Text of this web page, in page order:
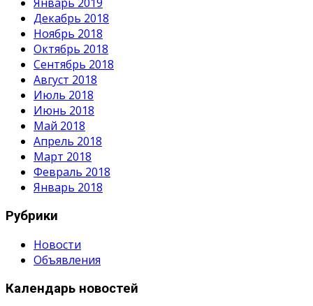
Январь 2019
Декабрь 2018
Ноябрь 2018
Октябрь 2018
Сентябрь 2018
Август 2018
Июль 2018
Июнь 2018
Май 2018
Апрель 2018
Март 2018
Февраль 2018
Январь 2018
Рубрики
Новости
Объявления
Календарь новостей